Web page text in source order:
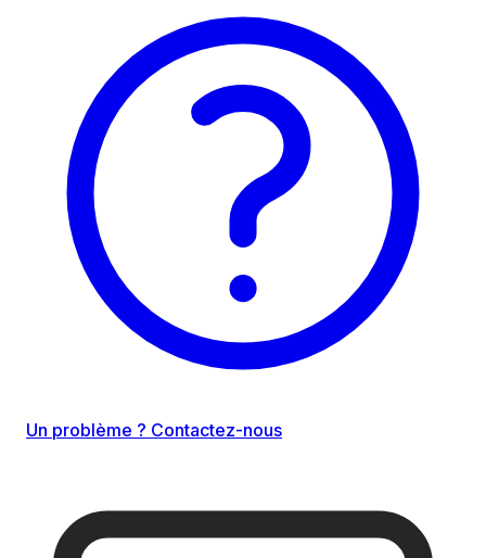
Un problème ? Contactez-nous